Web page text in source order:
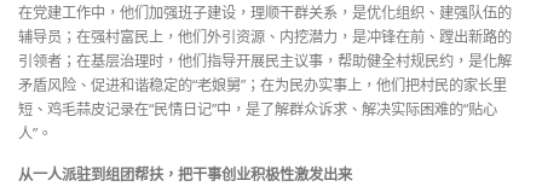
在党建工作中，他们加强班子建设，理顺干群关系，是优化组织、建强队伍的
辅导员；在强村富民上，他们外引资源、内挖潜力，是冲锋在前、蹚出新路的
引领者；在基层治理时，他们指导开展民主议事，帮助健全村规民约，是化解
矛盾风险、促进和谐稳定的“老娘舅”；在为民办实事上，他们把村民的家长里
短、鸡毛蒜皮记录在“民情日记”中，是了解群众诉求、解决实际困难的“贴心
人”。
从一人派驻到组团帮扶，把干事创业积极性激发出来